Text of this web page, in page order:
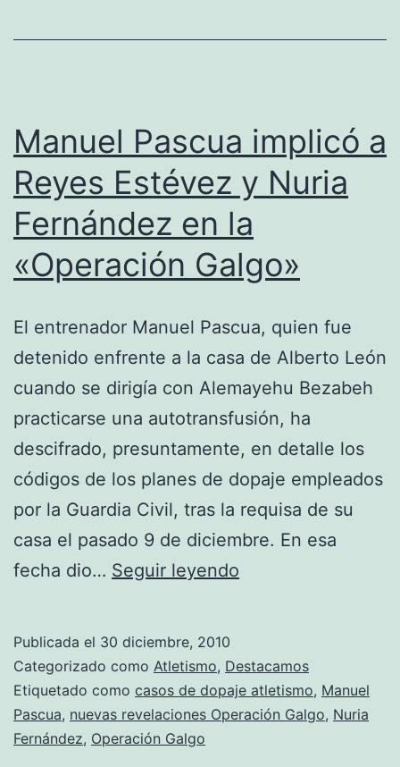
en
de
Roma
1960
Manuel Pascua implicó a
Reyes Estévez y Nuria
Fernández en la
«Operación Galgo»
El entrenador Manuel Pascua, quien fue
detenido enfrente a la casa de Alberto León
cuando se dirigía con Alemayehu Bezabeh
practicarse una autotransfusión, ha
descifrado, presuntamente, en detalle los
códigos de los planes de dopaje empleados
por la Guardia Civil, tras la requisa de su
casa el pasado 9 de diciembre. En esa
fecha dio… Seguir leyendo
a
Reyes
Estévez
Publicada el 30 diciembre, 2010
Categorizado como Atletismo, Destacamos
Etiquetado como casos de dopaje atletismo, Manuel
Pascua, nuevas revelaciones Operación Galgo, Nuria
Fernández, Operación Galgo